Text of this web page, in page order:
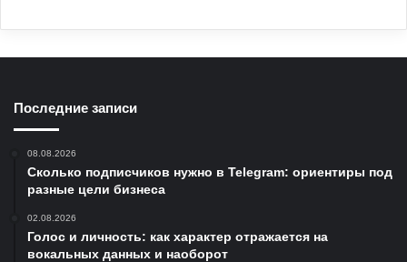
Последние записи
08.08.2026
Сколько подписчиков нужно в Telegram: ориентиры под
разные цели бизнеса
02.08.2026
Голос и личность: как характер отражается на
вокальных данных и наоборот